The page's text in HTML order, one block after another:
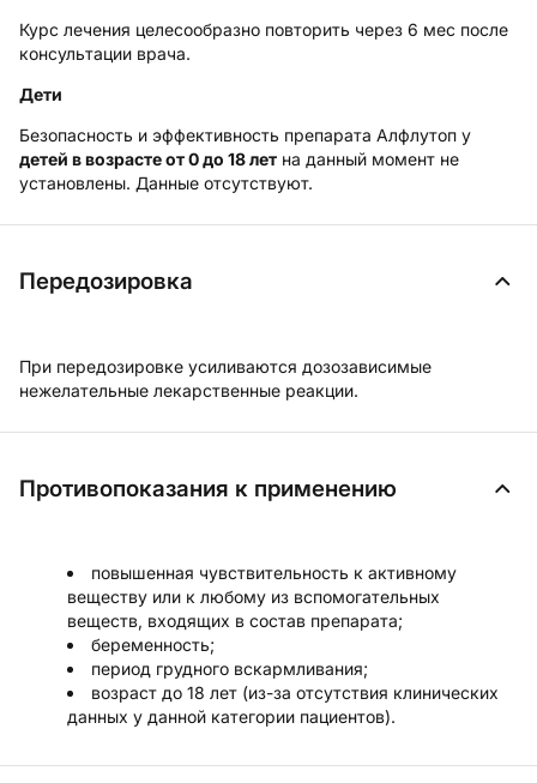
Курс лечения целесообразно повторить через 6 мес после
консультации врача.
Дети
Безопасность и эффективность препарата Алфлутоп у
детей в возрасте от 0 до 18 лет на данный момент не
установлены. Данные отсутствуют.
Передозировка
При передозировке усиливаются дозозависимые
нежелательные лекарственные реакции.
Противопоказания к применению
повышенная чувствительность к активному
веществу или к любому из вспомогательных
веществ, входящих в состав препарата;
беременность;
период грудного вскармливания;
возраст до 18 лет (из-за отсутствия клинических
данных у данной категории пациентов).